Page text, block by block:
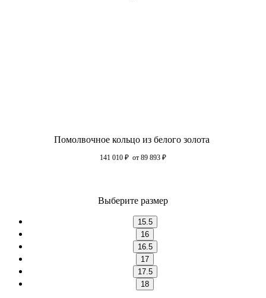
Помолвочное кольцо из белого золота
141 010 ₽ от 89 893 ₽
Выберите размер
15.5
16
16.5
17
17.5
18